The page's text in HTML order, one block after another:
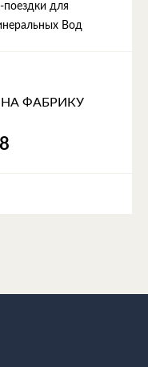
для
Вод
ФАБРИКУ